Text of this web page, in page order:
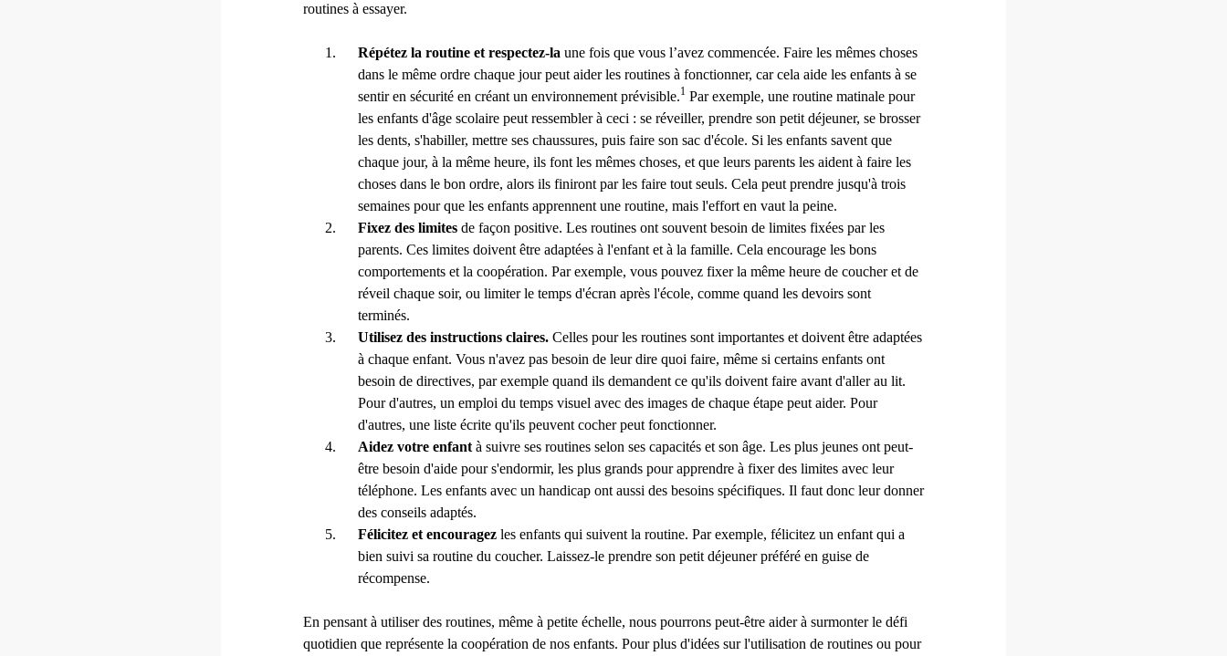
routines à essayer.
Répétez la routine et respectez-la une fois que vous l’avez commencée. Faire les mêmes choses
dans le même ordre chaque jour peut aider les routines à fonctionner, car cela aide les enfants à se
sentir en sécurité en créant un environnement prévisible.1 Par exemple, une routine matinale pour
les enfants d'âge scolaire peut ressembler à ceci : se réveiller, prendre son petit déjeuner, se brosser
les dents, s'habiller, mettre ses chaussures, puis faire son sac d'école. Si les enfants savent que
chaque jour, à la même heure, ils font les mêmes choses, et que leurs parents les aident à faire les
choses dans le bon ordre, alors ils finiront par les faire tout seuls. Cela peut prendre jusqu'à trois
semaines pour que les enfants apprennent une routine, mais l'effort en vaut la peine.
Fixez des limites de façon positive. Les routines ont souvent besoin de limites fixées par les
parents. Ces limites doivent être adaptées à l'enfant et à la famille. Cela encourage les bons
comportements et la coopération. Par exemple, vous pouvez fixer la même heure de coucher et de
réveil chaque soir, ou limiter le temps d'écran après l'école, comme quand les devoirs sont
terminés.
Utilisez des instructions claires. Celles pour les routines sont importantes et doivent être adaptées
à chaque enfant. Vous n'avez pas besoin de leur dire quoi faire, même si certains enfants ont
besoin de directives, par exemple quand ils demandent ce qu'ils doivent faire avant d'aller au lit.
Pour d'autres, un emploi du temps visuel avec des images de chaque étape peut aider. Pour
d'autres, une liste écrite qu'ils peuvent cocher peut fonctionner.
Aidez votre enfant à suivre ses routines selon ses capacités et son âge. Les plus jeunes ont peut-
être besoin d'aide pour s'endormir, les plus grands pour apprendre à fixer des limites avec leur
téléphone. Les enfants avec un handicap ont aussi des besoins spécifiques. Il faut donc leur donner
des conseils adaptés.
Félicitez et encouragez les enfants qui suivent la routine. Par exemple, félicitez un enfant qui a
bien suivi sa routine du coucher. Laissez-le prendre son petit déjeuner préféré en guise de
récompense.
En pensant à utiliser des routines, même à petite échelle, nous pourrons peut-être aider à surmonter le défi
quotidien que représente la coopération de nos enfants. Pour plus d'idées sur l'utilisation de routines ou pour